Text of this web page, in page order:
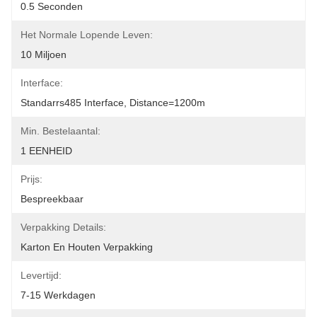
0.5 Seconden
Het Normale Lopende Leven:
10 Miljoen
Interface:
Standarrs485 Interface, Distance=1200m
Min. Bestelaantal:
1 EENHEID
Prijs:
Bespreekbaar
Verpakking Details:
Karton En Houten Verpakking
Levertijd:
7-15 Werkdagen